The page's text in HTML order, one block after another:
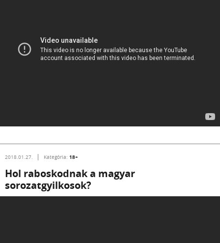
2018.01.27. Kategória: 18+
Hol raboskodnak a magyar
sorozatgyilkosok?